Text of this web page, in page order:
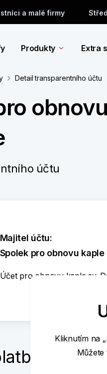
a malé firmy
Produkty Extra
Detail transparentního účtu
účtu
Majitel účtu:
Spolek pro obnovu
Účet pro obnovu kaple sv.
Kliknutím na
Můžete